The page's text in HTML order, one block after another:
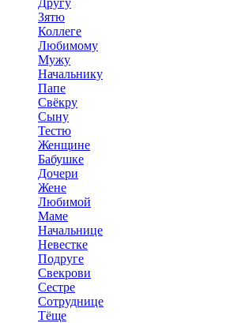
Другу
Зятю
Коллеге
Любимому
Мужу
Начальнику
Папе
Свёкру
Сыну
Тестю
Женщине
Бабушке
Дочери
Жене
Любимой
Маме
Начальнице
Невестке
Подруге
Свекрови
Сестре
Сотруднице
Тёще